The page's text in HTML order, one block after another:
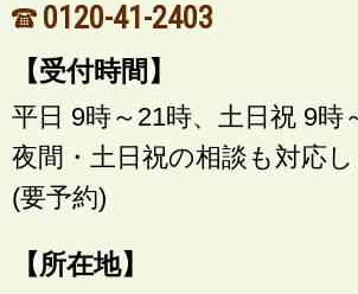
0120-41-2403
【受付時間】
平日 9時～21時、土日祝 9時
夜間・土日祝の相談も対応
(要予約)
【所在地】